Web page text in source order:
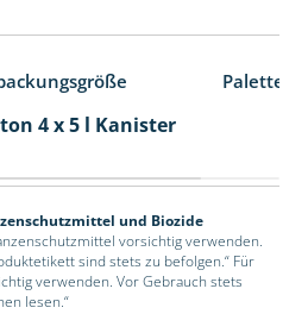
4 x 5 l Kanister
und Biozide
vorsichtig verwenden.
sind stets zu befolgen.“ Für
verwenden. Vor Gebrauch stets
lesen.“